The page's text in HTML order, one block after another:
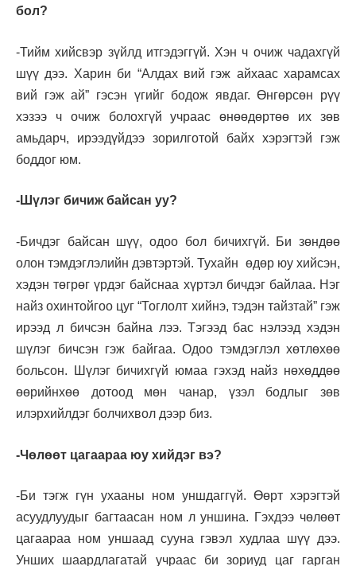
бол?
-Тийм хийсвэр зүйлд итгэдэггүй. Хэн ч очиж чадахгүй
шүү дээ. Харин би “Алдах вий гэж айхаас харамсах
вий гэж ай” гэсэн үгийг бодож явдаг. Өнгөрсөн рүү
хэзээ ч очиж болохгүй учраас өнөөдөртөө их зөв
амьдарч, ирээдүйдээ зорилготой байх хэрэгтэй гэж
боддог юм.
-Шүлэг бичиж байсан уу?
-Бичдэг байсан шүү, одоо бол бичихгүй. Би зөндөө
олон тэмдэглэлийн дэвтэртэй. Тухайн өдөр юу хийсэн,
хэдэн төгрөг үрдэг байснаа хүртэл бичдэг байлаа. Нэг
найз охинтойгоо цуг “Тоглолт хийнэ, тэдэн тайзтай” гэж
ирээд л бичсэн байна лээ. Тэгээд бас нэлээд хэдэн
шүлэг бичсэн гэж байгаа. Одоо тэмдэглэл хөтлөхөө
больсон. Шүлэг бичихгүй юмаа гэхэд найз нөхөддөө
өөрийнхөө дотоод мөн чанар, үзэл бодлыг зөв
илэрхийлдэг болчихвол дээр биз.
-Чөлөөт цагаараа юу хийдэг вэ?
-Би тэгж гүн ухааны ном уншдаггүй. Өөрт хэрэгтэй
асуудлуудыг багтаасан ном л уншина. Гэхдээ чөлөөт
цагаараа ном уншаад сууна гэвэл худлаа шүү дээ.
Унших шаардлагатай учраас би зориуд цаг гарган